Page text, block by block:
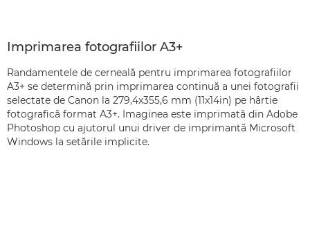
Imprimarea fotografiilor A3+
Randamentele de cerneală pentru imprimarea fotografiilor
A3+ se determină prin imprimarea continuă a unei fotografii
selectate de Canon la 279,4x355,6 mm (11x14in) pe hârtie
fotografică format A3+. Imaginea este imprimată din Adobe
Photoshop cu ajutorul unui driver de imprimantă Microsoft
Windows la setările implicite.